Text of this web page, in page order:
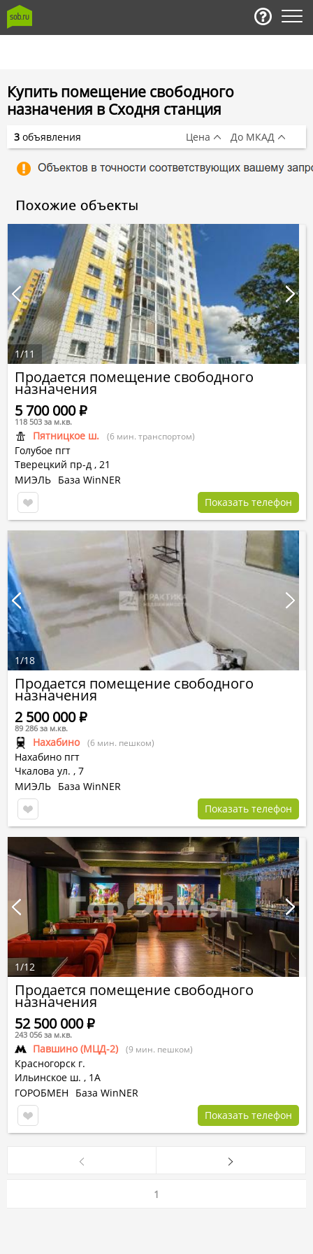
Купить помещение свободного
назначения в Сходня станция
Продается помещение свободного
назначения
Пятницкое ш. (6 мин. транспортом)
Голубое пгт
Тверецкий пр-д , 21
5 700 000Р
118 503 за м.кв.
МИЭЛЬ База WinNER
Показать телефон
1/11
Продается помещение свободного
назначения
Нахабино (6 мин. пешком)
Нахабино пгт
Чкалова ул. , 7
2 500 000Р
89 286 за м.кв.
МИЭЛЬ База WinNER
Показать телефон
1/18
Продается помещение свободного
назначения
Павшино (МЦД-2) (9 мин. пешком)
Красногорск г.
Ильинское ш. , 1А
52 500 000Р
243 056 за м.кв.
ГОРОБМЕН
База WinNER
Показать телефон
1/12
3 объявления Цена До МКАД
1